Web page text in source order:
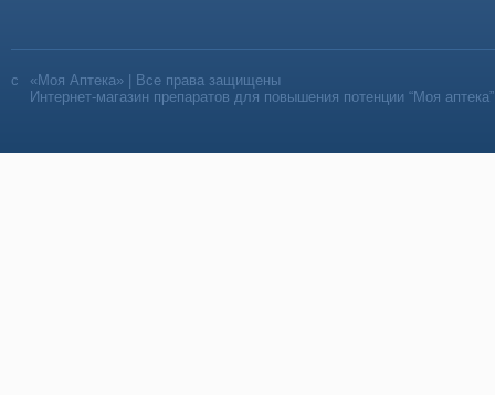
«Моя Аптека» | Все права защищены
Интернет-магазин препаратов для повышения потенции “Моя